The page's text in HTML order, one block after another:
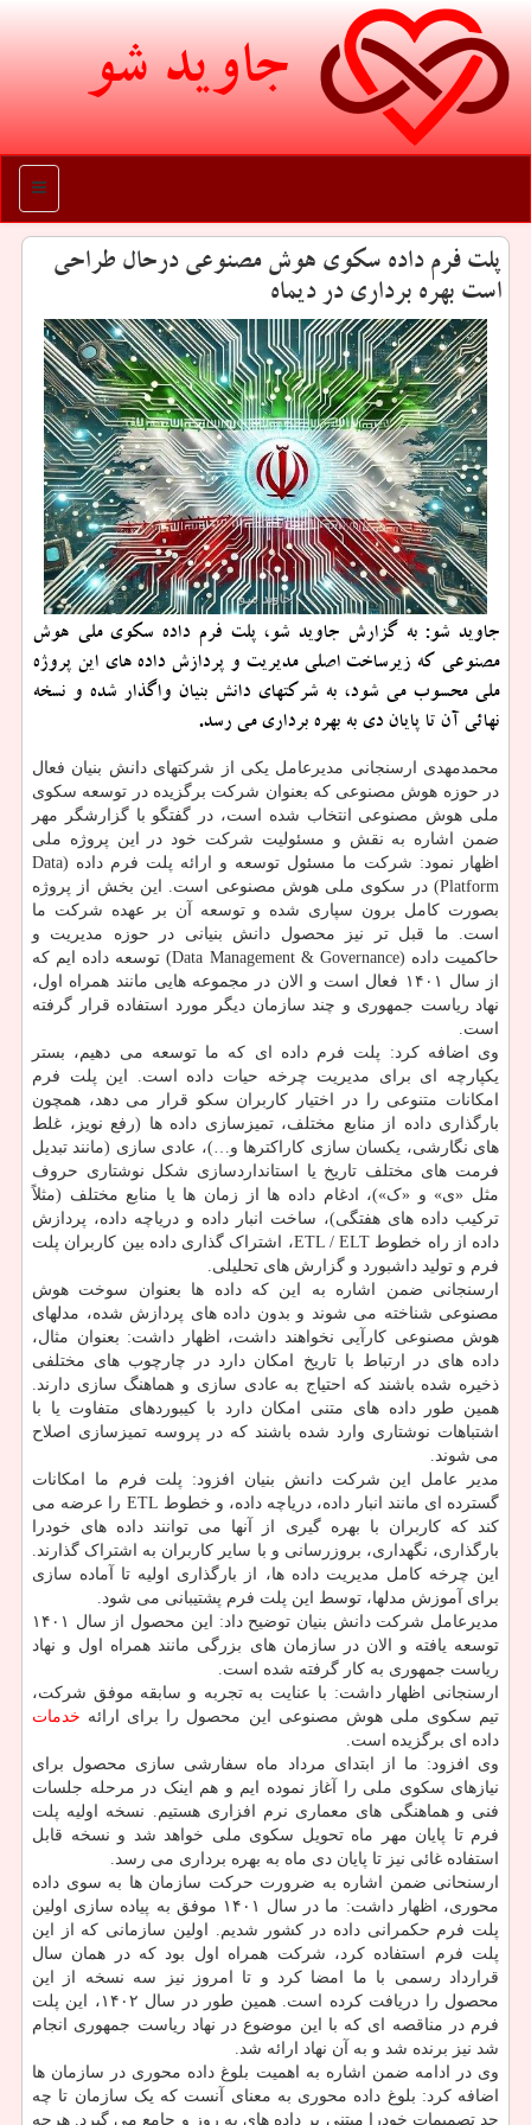
جاوید شو
منو
پلت فرم داده سکوی هوش مصنوعی درحال طراحی
است بهره برداری در دیماه
جاوید شو: به گزارش جاوید شو، پلت فرم داده سکوی ملی هوش
مصنوعی که زیرساخت اصلی مدیریت و پردازش داده های این پروژه
ملی محسوب می شود، به شرکتهای دانش بنیان واگذار شده و نسخه
نهائی آن تا پایان دی به بهره برداری می رسد.
محمدمهدی ارسنجانی مدیرعامل یکی از شرکتهای دانش بنیان فعال
در حوزه هوش مصنوعی که بعنوان شرکت برگزیده در توسعه سکوی
ملی هوش مصنوعی انتخاب شده است، در گفتگو با گزارشگر مهر
ضمن اشاره به نقش و مسئولیت شرکت خود در این پروژه ملی
اظهار نمود: شرکت ما مسئول توسعه و ارائه پلت فرم داده (Data
Platform) در سکوی ملی هوش مصنوعی است. این بخش از پروژه
بصورت کامل برون سپاری شده و توسعه آن بر عهده شرکت ما
است. ما قبل تر نیز محصول دانش بنیانی در حوزه مدیریت و
حاکمیت داده (Data Management & Governance) توسعه داده ایم که
از سال ۱۴۰۱ فعال است و الان در مجموعه هایی مانند همراه اول،
نهاد ریاست جمهوری و چند سازمان دیگر مورد استفاده قرار گرفته
است.
وی اضافه کرد: پلت فرم داده ای که ما توسعه می دهیم، بستر
یکپارچه ای برای مدیریت چرخه حیات داده است. این پلت فرم
امکانات متنوعی را در اختیار کاربران سکو قرار می دهد، همچون
بارگذاری داده از منابع مختلف، تمیزسازی داده ها (رفع نویز، غلط
های نگارشی، یکسان سازی کاراکترها و…)، عادی سازی (مانند تبدیل
فرمت های مختلف تاریخ یا استانداردسازی شکل نوشتاری حروف
مثل «ی» و «ک»)، ادغام داده ها از زمان ها یا منابع مختلف (مثلاً
ترکیب داده های هفتگی)، ساخت انبار داده و دریاچه داده، پردازش
داده از راه خطوط ETL / ELT، اشتراک گذاری داده بین کاربران پلت
فرم و تولید داشبورد و گزارش های تحلیلی.
ارسنجانی ضمن اشاره به این که داده ها بعنوان سوخت هوش
مصنوعی شناخته می شوند و بدون داده های پردازش شده، مدلهای
هوش مصنوعی کارآیی نخواهند داشت، اظهار داشت: بعنوان مثال،
داده های در ارتباط با تاریخ امکان دارد در چارچوب های مختلفی
ذخیره شده باشند که احتیاج به عادی سازی و هماهنگ سازی دارند.
همین طور داده های متنی امکان دارد با کیبوردهای متفاوت یا با
اشتباهات نوشتاری وارد شده باشند که در پروسه تمیزسازی اصلاح
می شوند.
مدیر عامل این شرکت دانش بنیان افزود: پلت فرم ما امکانات
گسترده ای مانند انبار داده، دریاچه داده، و خطوط ETL را عرضه می
کند که کاربران با بهره گیری از آنها می توانند داده های خودرا
بارگذاری، نگهداری، بروزرسانی و با سایر کاربران به اشتراک گذارند.
این چرخه کامل مدیریت داده ها، از بارگذاری اولیه تا آماده سازی
برای آموزش مدلها، توسط این پلت فرم پشتیبانی می شود.
مدیرعامل شرکت دانش بنیان توضیح داد: این محصول از سال ۱۴۰۱
توسعه یافته و الان در سازمان های بزرگی مانند همراه اول و نهاد
ریاست جمهوری به کار گرفته شده است.
ارسنجانی اظهار داشت: با عنایت به تجربه و سابقه موفق شرکت،
تیم سکوی ملی هوش مصنوعی این محصول را برای ارائه خدمات
داده ای برگزیده است.
وی افزود: ما از ابتدای مرداد ماه سفارشی سازی محصول برای
نیازهای سکوی ملی را آغاز نموده ایم و هم اینک در مرحله جلسات
فنی و هماهنگی های معماری نرم افزاری هستیم. نسخه اولیه پلت
فرم تا پایان مهر ماه تحویل سکوی ملی خواهد شد و نسخه قابل
استفاده غائی نیز تا پایان دی ماه به بهره برداری می رسد.
ارسنحانی ضمن اشاره به ضرورت حرکت سازمان ها به سوی داده
محوری، اظهار داشت: ما در سال ۱۴۰۱ موفق به پیاده سازی اولین
پلت فرم حکمرانی داده در کشور شدیم. اولین سازمانی که از این
پلت فرم استفاده کرد، شرکت همراه اول بود که در همان سال
قرارداد رسمی با ما امضا کرد و تا امروز نیز سه نسخه از این
محصول را دریافت کرده است. همین طور در سال ۱۴۰۲، این پلت
فرم در مناقصه ای که با این موضوع در نهاد ریاست جمهوری انجام
شد نیز برنده شد و به آن نهاد ارائه شد.
وی در ادامه ضمن اشاره به اهمیت بلوغ داده محوری در سازمان ها
اضافه کرد: بلوغ داده محوری به معنای آنست که یک سازمان تا چه
حد تصمیمات خودرا مبتنی بر داده های به روز و جامع می گیرد. هرچه